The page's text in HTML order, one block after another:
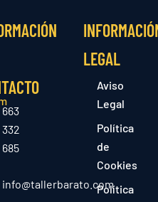
663
332
685
info@tallerbarato.com
LEGAL
Aviso
Legal
Política
de
Cookies
Política